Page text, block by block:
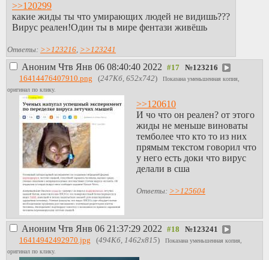
>>120299
какие жиды ты что умирающих людей не видишь???
Вирус реален!Один ты в мире фентази живёшь
Ответы: >>123216, >>123241
Аноним Чтв Янв 06 08:40:40 2022 №123216
16414476407910.png (247Кб, 652x742)
Показана уменьшенная копия,
оригинал по клику.
>>120610
И чо что он реален? от этого
жиды не меньше виноваты
темболее что кто то из них
прямым текстом говорил что
у него есть доки что вирус
делали в сша
Ответы: >>125604
Аноним Чтв Янв 06 21:37:29 2022 №123241
16414942492970.jpg (494Кб, 1462x815)
Показана уменьшенная копия,
оригинал по клику.